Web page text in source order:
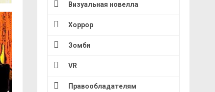
Визуальная новелла
Хоррор
Зомби
VR
Правообладателям